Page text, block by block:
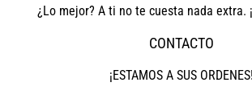
¿Lo mejor? A ti no te cuesta nada extra.
CONTACTO
¡ESTAMOS A SUS ORDENES!